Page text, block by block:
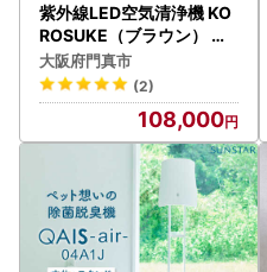
紫外線LED空気清浄機 KO
ROSUKE（ブラウン） 脱
臭 消臭 光触媒フィルター
卓上 コンパクト 空気清浄
機 除菌
大阪府門真市
(2)
108,000